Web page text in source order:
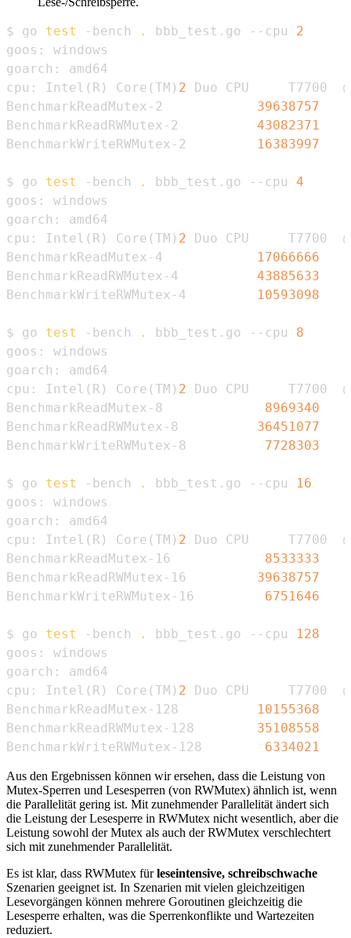
$ go test -bench . bbb_test.go --cpu 2
cpu: Intel ( R ) Core (TM ) 2 Duo CPU     T7700
BenchmarkReadMutex-2 39638757
BenchmarkReadRWMutex-2 43082371
BenchmarkWriteRWMutex-2
16383997
$ go test -bench . bbb_test.go --cpu 4
cpu: Intel ( R ) Core (TM ) 2 Duo CPU     T7700
BenchmarkReadMutex-4
17066666
BenchmarkReadRWMutex-4 43885633
BenchmarkWriteRWMutex-4
10593098
$ go test -bench . bbb_test.go --cpu 8
cpu: Intel ( R ) Core (TM ) 2 Duo CPU     T7700
BenchmarkReadMutex-8 8969340
BenchmarkReadRWMutex-8 36451077
BenchmarkWriteRWMutex-8 7728303
$ go test -bench . bbb_test.go --cpu
16
cpu: Intel ( R ) Core (TM ) 2 Duo CPU     T7700
BenchmarkReadMutex-16 8533333
BenchmarkReadRWMutex-16 39638757
BenchmarkWriteRWMutex-16 6751646
$ go test -bench . bbb_test.go --cpu
128
cpu: Intel ( R ) Core (TM ) 2 Duo CPU     T7700
BenchmarkReadMutex-128
10155368
BenchmarkReadRWMutex-128 35108558
BenchmarkWriteRWMutex-128 6334021
Aus den Ergebnissen können wir ersehen, dass die Leistung von
Mutex-Sperren und Lesesperren (von RWMutex) ähnlich ist, wenn
die Parallelität gering ist. Mit zunehmender Parallelität ändert sich
die Leistung der Lesesperre in RWMutex nicht wesentlich, aber die
Leistung sowohl der Mutex als auch der RWMutex verschlechtert
sich mit zunehmender Parallelität.
Es ist klar, dass RWMutex fürleseintensive, schreibschwache
Szenarien geeignet ist. In Szenarien mit vielen gleichzeitigen
Lesevorgängen können mehrere Goroutinen gleichzeitig die
Lesesperre erhalten, was die Sperrenkonflikte und Wartezeiten
reduziert.